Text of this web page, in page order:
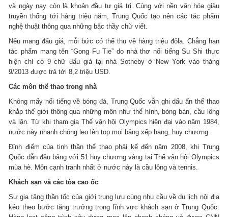
và ngày nay còn là khoản đầu tư giá trị. Cùng với nền văn hóa giàu
truyền thống tới hàng triệu năm, Trung Quốc tạo nên các tác phẩm
nghệ thuật thông qua những bậc thầy chữ viết.
Nếu mang đấu giá, mỗi bức có thể thu về hàng triệu đôla. Chẳng hạn
tác phẩm mang tên “Gong Fu Tie” do nhà thơ nổi tiếng Su Shi thực
hiện chỉ có 9 chữ đấu giá tại nhà Sotheby ở New York vào tháng
9/2013 được trả tới 8,2 triệu USD.
Các môn thể thao trong nhà
Không mấy nổi tiếng về bóng đá, Trung Quốc vẫn ghi dấu ấn thể thao
khắp thế giới thông qua những môn như thể hình, bóng bàn, cầu lông
và lặn. Từ khi tham gia Thế vận hội Olympics hiện đại vào năm 1984,
nước này nhanh chóng leo lên top mọi bảng xếp hạng, huy chương.
Đỉnh điểm của tinh thần thể thao phải kể đến năm 2008, khi Trung
Quốc dẫn đầu bảng với 51 huy chương vàng tại Thế vận hội Olympics
mùa hè. Môn cạnh tranh nhất ở nước này là cầu lông và tennis.
Khách sạn và các tòa cao ốc
Sự gia tăng thần tốc của giới trung lưu cùng nhu cầu về du lịch nội địa
kéo theo bước tăng trưởng trong lĩnh vực khách sạn ở Trung Quốc.